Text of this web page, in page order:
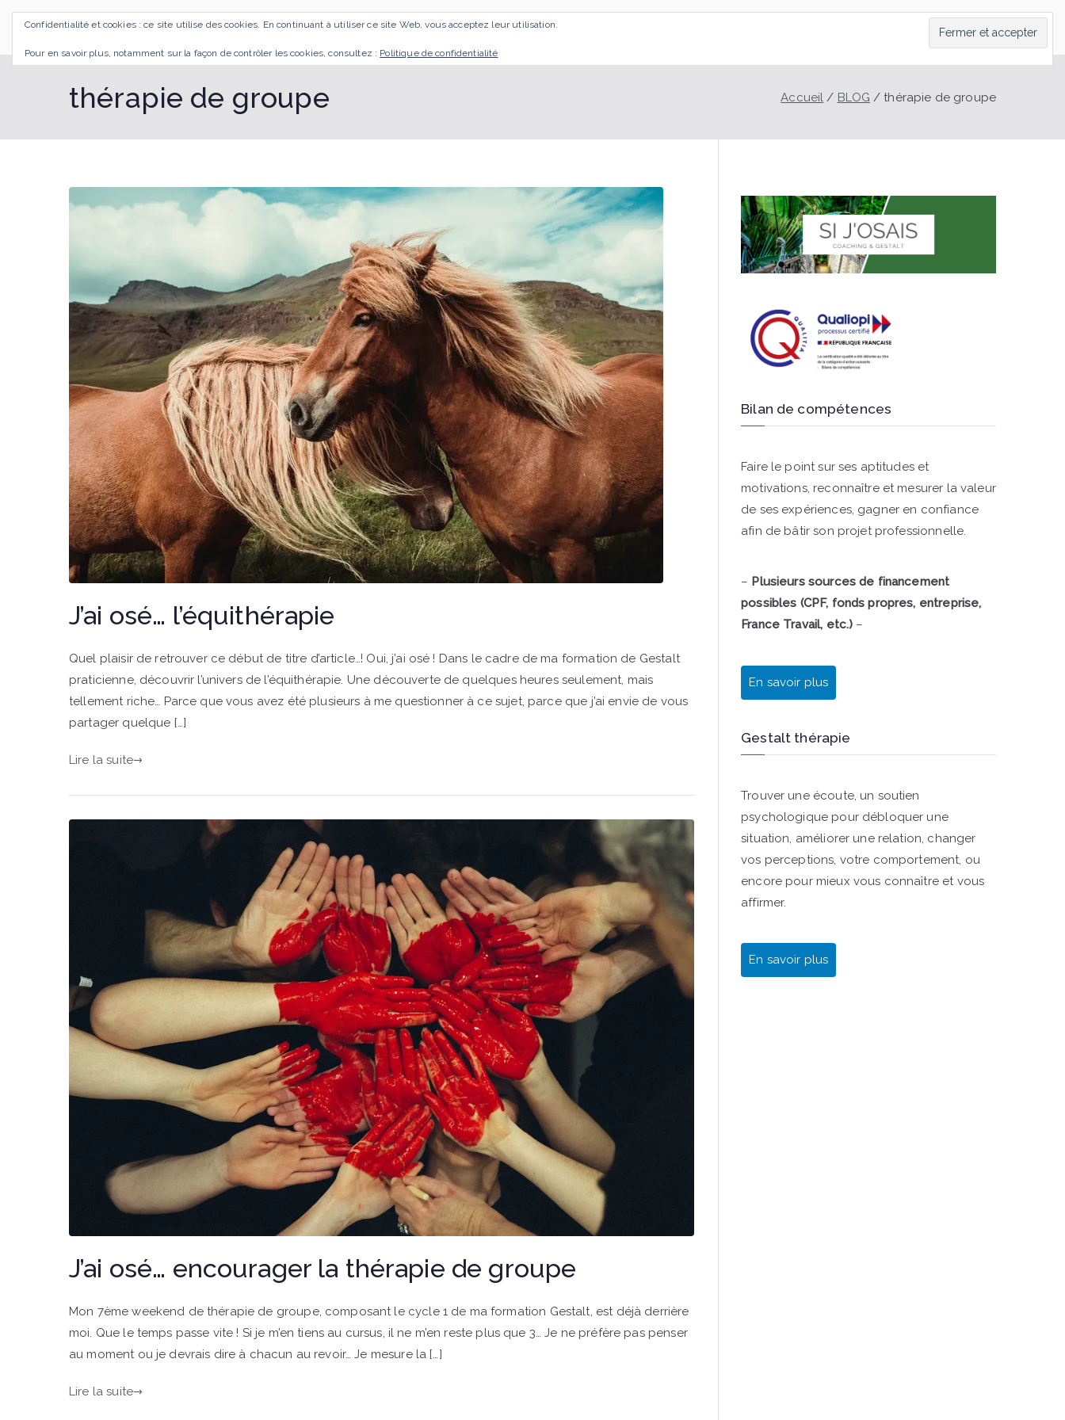
Aller
contenu
ACCUEILMES ACCOMPAGNEMENTS
thérapie de groupe Accueil BLOG thérapie de groupe
J’ai osé… l’équithérapie
Quel plaisir de retrouver ce début de titre d’article…! Oui, j’ai osé ! Dans le cadre de ma formation de Gestalt
praticienne, découvrir l’univers de l’équithérapie. Une découverte de quelques heures seulement, mais
tellement riche… Parce que vous avez été plusieurs à me questionner à ce sujet, parce que j’ai envie de vous
partager quelque […]
Lire la suite
J’ai osé… encourager la thérapie de groupe
Mon 7ème weekend de thérapie de groupe, composant le cycle 1 de ma formation Gestalt, est déjà derrière
moi. Que le temps passe vite ! Si je m’en tiens au cursus, il ne m’en reste plus que 3… Je ne préfère pas penser
au moment ou je devrais dire à chacun au revoir… Je mesure la […]
Lire la suite
Bilan de compétences
Faire le point sur ses aptitudes et
motivations, reconnaître et mesurer la valeur
de ses expériences, gagner en confiance
afin de bâtir son projet professionnelle.
– Plusieurs sources de financement
possibles (CPF, fonds propres, entreprise,
France Travail, etc.) –
En savoir plus
Gestalt thérapie
Trouver une écoute, un soutien
psychologique pour débloquer une
situation, améliorer une relation, changer
vos perceptions, votre comportement, ou
encore pour mieux vous connaître et vous
affirmer.
En savoir plus
Confidentialité et cookies : ce site utilise des cookies. En continuant à utiliser ce site Web, vous acceptez leur utilisation.
Pour en savoir plus, notamment sur la façon de contrôler les cookies, consultez : Politique de confidentialité